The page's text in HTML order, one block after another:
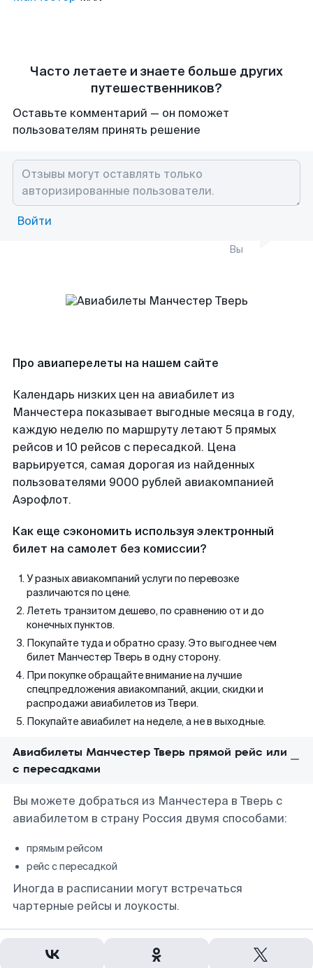
Часто летаете и знаете больше других
путешественников?
Оставьте комментарий — он поможет
пользователям принять решение
Войти
Вы
Про авиаперелеты на нашем сайте
Календарь низких цен на авиабилет из
Манчестера показывает выгодные месяца в году,
каждую неделю по маршруту летают 5 прямых
рейсов и 10 рейсов с пересадкой. Цена
варьируется, самая дорогая из найденных
пользователями 9000 рублей авиакомпанией
Аэрофлот.
Как еще сэкономить используя электронный
билет на самолет без комиссии?
У разных авиакомпаний услуги по перевозке
различаются по цене.
Лететь транзитом дешево, по сравнению от и до
конечных пунктов.
Покупайте туда и обратно сразу. Это выгоднее чем
билет Манчестер Тверь в одну сторону.
При покупке обращайте внимание на лучшие
спецпредложения авиакомпаний, акции, скидки и
распродажи авиабилетов из Твери.
Покупайте авиабилет на неделе, а не в выходные.
Авиабилеты Манчестер Тверь прямой рейс или
с пересадками
Вы можете добраться из Манчестера в Тверь с
авиабилетом в страну Россия двумя способами:
прямым рейсом
рейс с пересадкой
Иногда в расписании могут встречаться
чартерные рейсы и лоукосты.